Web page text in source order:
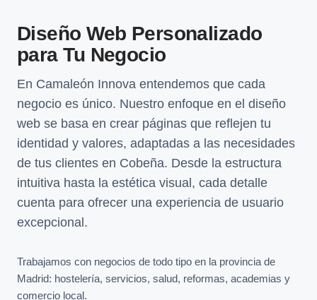
Diseño Web Personalizado
para Tu Negocio
En Camaleón Innova entendemos que cada
negocio es único. Nuestro enfoque en el diseño
web se basa en crear páginas que reflejen tu
identidad y valores, adaptadas a las necesidades
de tus clientes en Cobeña. Desde la estructura
intuitiva hasta la estética visual, cada detalle
cuenta para ofrecer una experiencia de usuario
excepcional.
Trabajamos con negocios de todo tipo en la provincia de
Madrid: hostelería, servicios, salud, reformas, academias y
comercio local.